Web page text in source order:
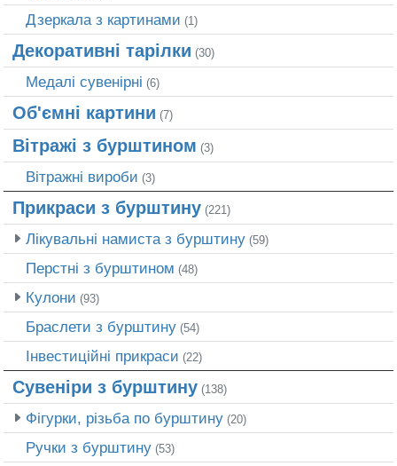
Дзеркала з картинами (1)
Декоративні тарілки (30)
Медалі сувенірні (6)
Об'ємні картини (7)
Вітражі з бурштином (3)
Вітражні вироби (3)
Прикраси з бурштину (221)
Лікувальні намиста з бурштину (59)
Перстні з бурштином (48)
Кулони (93)
Браслети з бурштину (54)
Інвестиційні прикраси (22)
Сувеніри з бурштину (138)
Фігурки, різьба по бурштину (20)
Ручки з бурштину (53)